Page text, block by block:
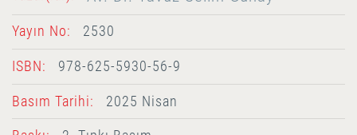
Yayın No: 2530
ISBN: 978-625-5930-56-9
Basım Tarihi: 2025 Nisan